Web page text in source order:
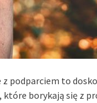
z podparciem to
które borykają się z